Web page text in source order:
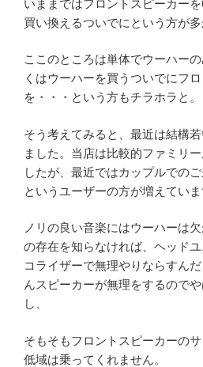
いままではフロントスピーカー
買い換えるついでにという方が多
ここのところは単体でウーハー
くはウーハーを買うついでにフ
を・・・という方もチラホラと。
そう考えてみると、最近は結構
ました。当店は比較的ファミリ
したが、最近ではカップルでの
というユーザーの方が増えていま
ノリの良い音楽にはウーハーは
の存在を知らなければ、ヘッド
コライザーで無理やりならすん
んスピーカーが無理をするので
し、
そもそもフロントスピーカーの
低域は乗ってくれません。